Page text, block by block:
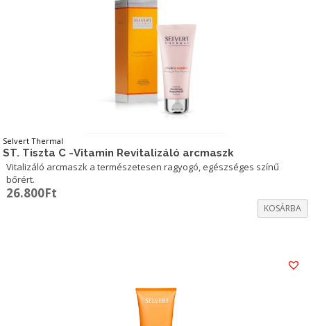
Selvert Thermal
ST. Tiszta C -Vitamin Revitalizáló arcmaszk
Vitalizáló arcmaszk a természetesen ragyogó, egészséges színű
bőrért.
26.800Ft
KOSÁRBA